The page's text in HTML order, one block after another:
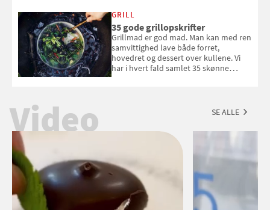
med i Samvirkes skønne vinquiz, hvor
du kan vinde 6 flasker vin fra Viña
Esmeralda. Konkurrencen slutter 1.
september 2026.
GRILL
35 gode grillopskrifter
Grillmad er god mad. Man kan med ren
samvittighed lave både forret,
hovedret og dessert over kullene. Vi
har i hvert fald samlet 35 skønne
Video SE ALLE